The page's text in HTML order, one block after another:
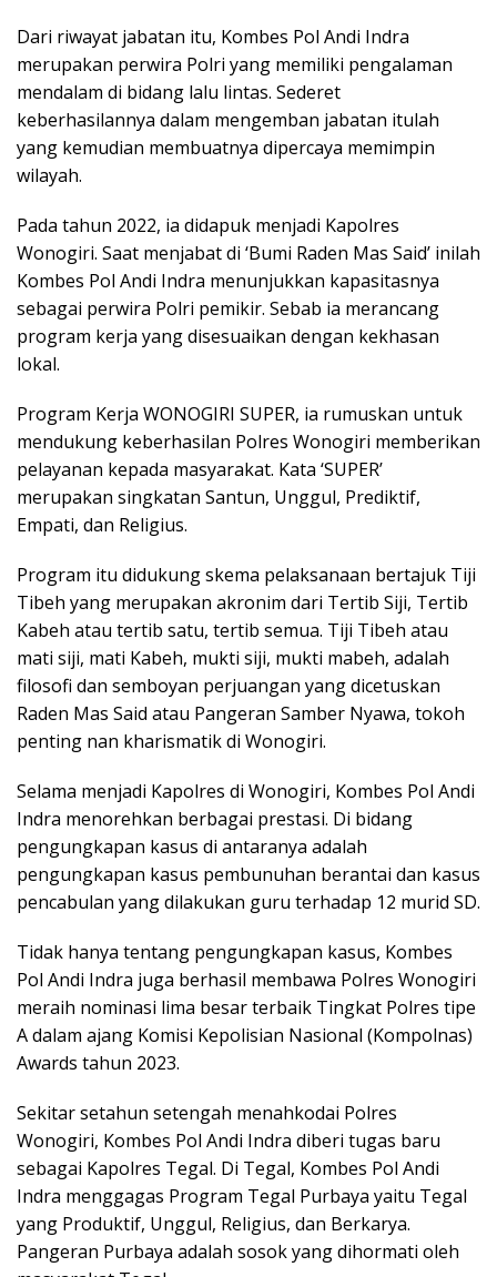
Dari riwayat jabatan itu, Kombes Pol Andi Indra
merupakan perwira Polri yang memiliki pengalaman
mendalam di bidang lalu lintas. Sederet
keberhasilannya dalam mengemban jabatan itulah
yang kemudian membuatnya dipercaya memimpin
wilayah.
Pada tahun 2022, ia didapuk menjadi Kapolres
Wonogiri. Saat menjabat di ‘Bumi Raden Mas Said’ inilah
Kombes Pol Andi Indra menunjukkan kapasitasnya
sebagai perwira Polri pemikir. Sebab ia merancang
program kerja yang disesuaikan dengan kekhasan
lokal.
Program Kerja WONOGIRI SUPER, ia rumuskan untuk
mendukung keberhasilan Polres Wonogiri memberikan
pelayanan kepada masyarakat. Kata ‘SUPER’
merupakan singkatan Santun, Unggul, Prediktif,
Empati, dan Religius.
Program itu didukung skema pelaksanaan bertajuk Tiji
Tibeh yang merupakan akronim dari Tertib Siji, Tertib
Kabeh atau tertib satu, tertib semua. Tiji Tibeh atau
mati siji, mati Kabeh, mukti siji, mukti mabeh, adalah
filosofi dan semboyan perjuangan yang dicetuskan
Raden Mas Said atau Pangeran Samber Nyawa, tokoh
penting nan kharismatik di Wonogiri.
Selama menjadi Kapolres di Wonogiri, Kombes Pol Andi
Indra menorehkan berbagai prestasi. Di bidang
pengungkapan kasus di antaranya adalah
pengungkapan kasus pembunuhan berantai dan kasus
pencabulan yang dilakukan guru terhadap 12 murid SD.
Tidak hanya tentang pengungkapan kasus, Kombes
Pol Andi Indra juga berhasil membawa Polres Wonogiri
meraih nominasi lima besar terbaik Tingkat Polres tipe
A dalam ajang Komisi Kepolisian Nasional (Kompolnas)
Awards tahun 2023.
Sekitar setahun setengah menahkodai Polres
Wonogiri, Kombes Pol Andi Indra diberi tugas baru
sebagai Kapolres Tegal. Di Tegal, Kombes Pol Andi
Indra menggagas Program Tegal Purbaya yaitu Tegal
yang Produktif, Unggul, Religius, dan Berkarya.
Pangeran Purbaya adalah sosok yang dihormati oleh